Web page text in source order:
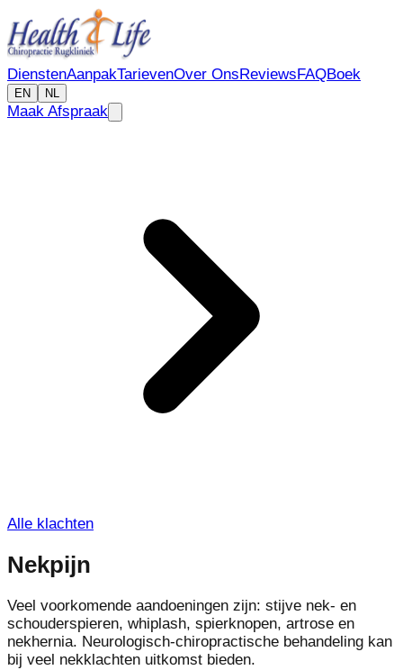
DienstenAanpakTarievenOver OnsReviewsFAQBoek
EN NL
Maak Afspraak
Alle klachten
Nekpijn
Veel voorkomende aandoeningen zijn: stijve nek- en
schouderspieren, whiplash, spierknopen, artrose en
nekhernia. Neurologisch-chiropractische behandeling kan
bij veel nekklachten uitkomst bieden.